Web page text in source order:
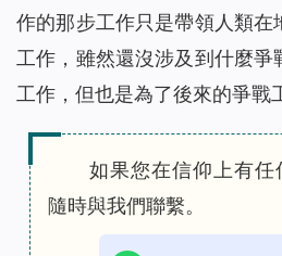
作的那步工作只是帶領人類在
工作，雖然還沒涉及到什麼爭
工作，但也是為了後來的爭戰
如果您在信仰上有
隨時與我們聯繫。